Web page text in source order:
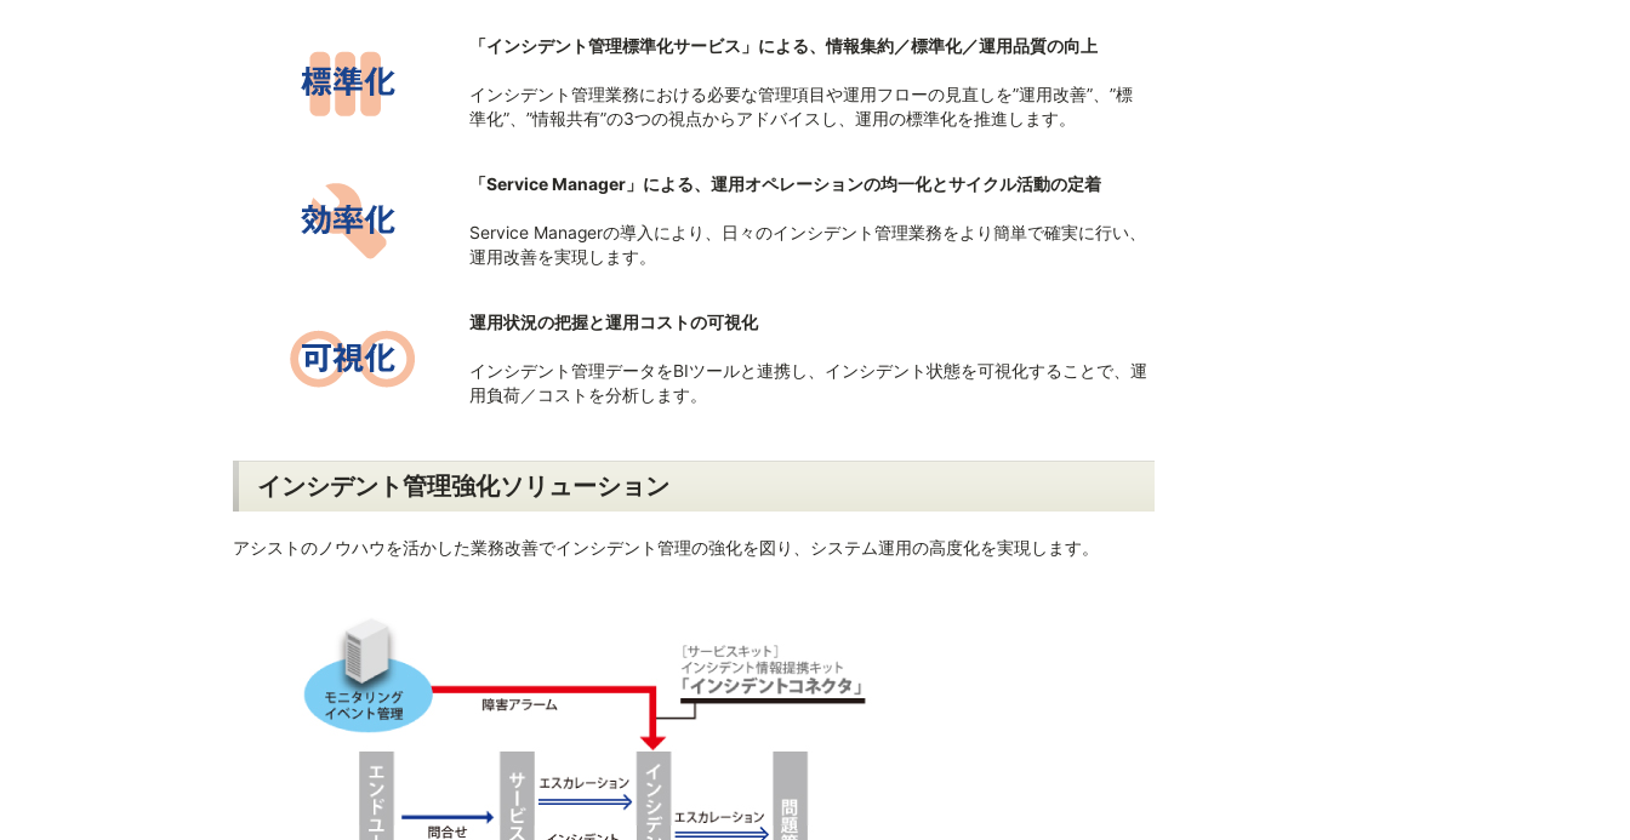
「インシデント管理標準化サービス」による、情報集約／標準化／運用品質の向上
インシデント管理業務における必要な管理項目や運用フローの見直しを”運用改善”、”標
準化”、”情報共有”の3つの視点からアドバイスし、運用の標準化を推進します。
「Service Manager」による、運用オペレーションの均一化とサイクル活動の定着
Service Managerの導入により、日々のインシデント管理業務をより簡単で確実に行い、
運用改善を実現します。
運用状況の把握と運用コストの可視化
インシデント管理データをBIツールと連携し、インシデント状態を可視化することで、運
用負荷／コストを分析します。
インシデント管理強化ソリューション
アシストのノウハウを活かした業務改善でインシデント管理の強化を図り、システム運用の高度化を実現します。